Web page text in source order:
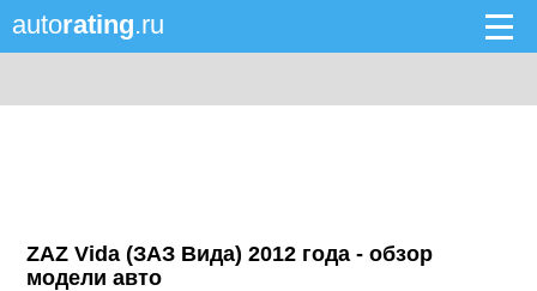
autorating.ru
ZAZ Vida (ЗАЗ Вида) 2012 года - обзор
модели авто